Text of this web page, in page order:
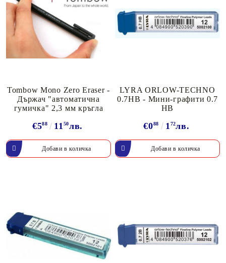
Tombow Mono Zero Eraser -
Държач "автоматична
гумичка" 2,3 мм кръгла
€588 11 50лв.
LYRA ORLOW-TECHNO
0.7HB - Мини-графити 0.7
HB
€088 1 72лв.